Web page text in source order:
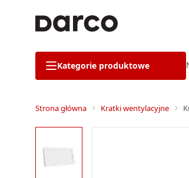
Kategorie produktowe
Strona główna Kratki wentylacyjne